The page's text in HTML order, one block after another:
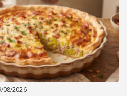
08/2026